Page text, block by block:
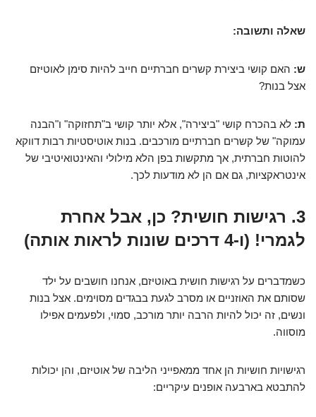
שאלה ותשובה:
ש: האם קושי ביצירת קשרים חברתיים חייב להיות סימן לאוטיזם
אצל בנות?
ת: לא בהכרח קושי "ביצירה", אלא יותר קושי ב"תחזוקה" ו"הבנה
עמוקה" של קשרים חברתיים מורכבים. בנות אוטיסטיות רבות דווקא
להוטות חברתית, אך מתקשות בפן הלא מילולי והאינטואיטיבי של
אינטראקציות, גם אם הן לא מודעות לכך.
3. רגישות חושית? כן, אבל אחרת
לגמרי! (ו-4 דרכים שונות לראות אותה)
כשמדברים על רגישות חושית באוטיזם, אנחנו חושבים על ילד
שסותם את האוזניים או מסרב לגעת בבגדים מסוימים. אצל בנות
ונשים, זה יכול להיות הרבה יותר מורכב, סמוי, ולפעמים אפילו
מוסווה.
רגישויות חושיות הן אחד ממאפייני הליבה של אוטיזם, והן יכולות
להתבטא בארבעה אופנים עיקריים: